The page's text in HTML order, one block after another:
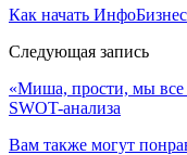
Как начать
Следующая запись
«Миша, прости, мы все
SWOT-анализа
Вам также могут